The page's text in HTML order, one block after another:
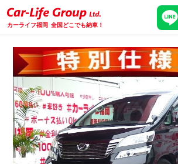
カーライフ福岡 全国どこでも納車！